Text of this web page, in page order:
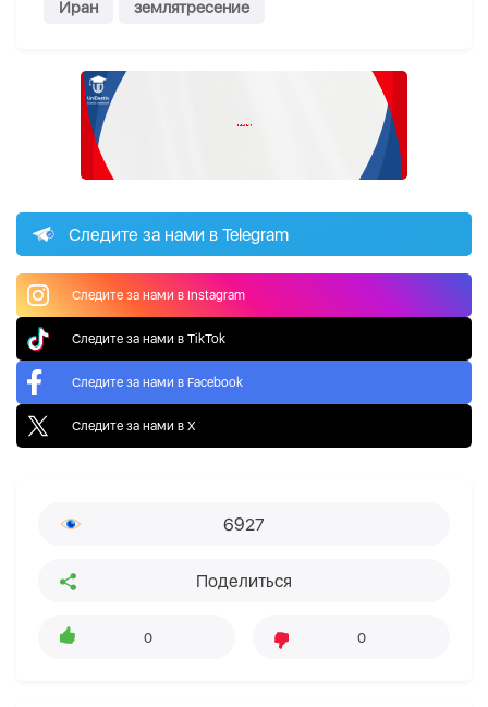
Иран землятресение
Следите за нами в Telegram
Следите за нами в Instagram
Следите за нами в TikTok
Следите за нами в Facebook
Следите за нами в X
6927
Поделиться
0 0